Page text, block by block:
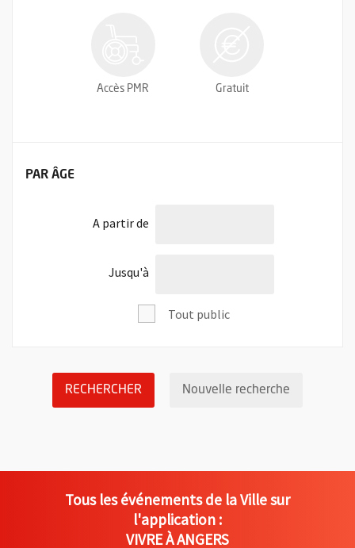
Accès PMR Gratuit
FILTRER LES ÉVÉNEMENTS
PAR ÂGE
A partir del'âge de
Jusqu'àl'âge de
Tout public
RECHERCHER LANCER LA RECHERCHE DES
Nouvelle recherche
Tous les événements de la Ville sur
l'application :
VIVRE À ANGERS